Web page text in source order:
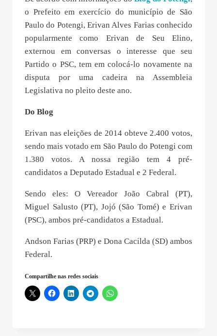
o Prefeito em exercício do município de São
Paulo do Potengi, Erivan Alves Farias conhecido
popularmente como Erivan de Seu Elino,
externou em conversas o interesse que seu
Partido o PSC, tem em colocá-lo novamente na
disputa por uma cadeira na Assembleia
Legislativa no pleito deste ano.
Do Blog
Erivan nas eleições de 2014 obteve 2.400 votos,
sendo mais votado em São Paulo do Potengi com
1.380 votos. A nossa região tem 4 pré-
candidatos a Deputado Estadual e 2 Federal.
Sendo eles: O Vereador João Cabral (PT),
Miguel Salusto (PT), Jojó (São Tomé) e Erivan
(PSC), ambos pré-candidatos a Estadual.
Andson Farias (PRP) e Dona Cacilda (SD) ambos
Federal.
Compartilhe nas redes sociais